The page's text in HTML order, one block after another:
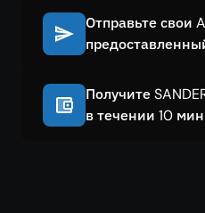
Отправьте свои
Получите
в течении 10